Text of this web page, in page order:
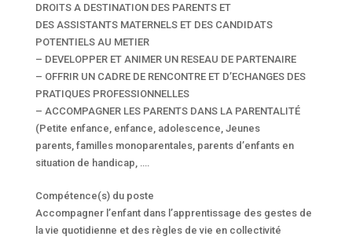
DROITS A DESTINATION DES PARENTS ET
DES ASSISTANTS MATERNELS ET DES CANDIDATS
POTENTIELS AU METIER
– DEVELOPPER ET ANIMER UN RESEAU DE PARTENAIRE
– OFFRIR UN CADRE DE RENCONTRE ET D’ECHANGES DES
PRATIQUES PROFESSIONNELLES
– ACCOMPAGNER LES PARENTS DANS LA PARENTALITÉ
(Petite enfance, enfance, adolescence, Jeunes
parents, familles monoparentales, parents d’enfants en
situation de handicap, ….
Compétence(s) du poste
Accompagner l’enfant dans l’apprentissage des gestes de
la vie quotidienne et des règles de vie en collectivité